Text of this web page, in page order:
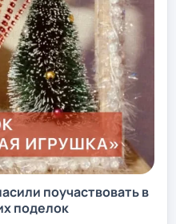
поучаствовать в
поделок